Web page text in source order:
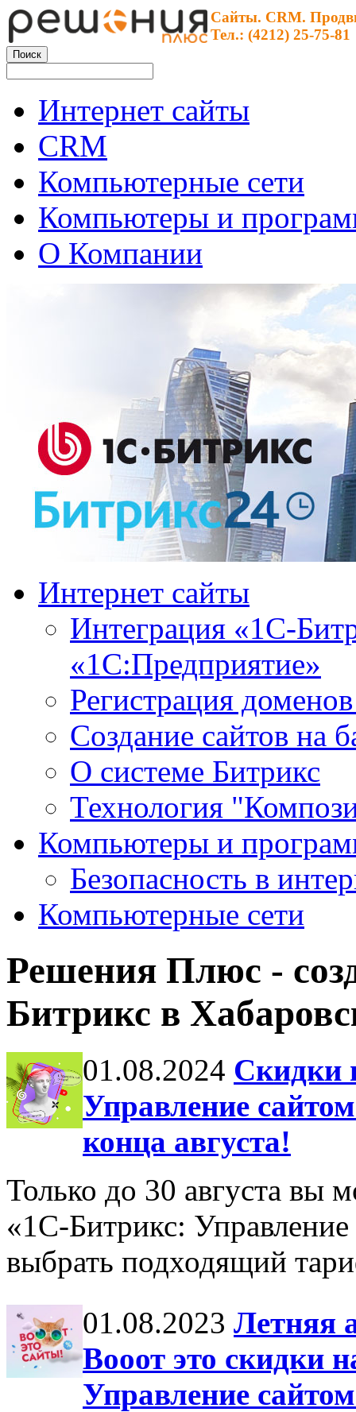
Сайты. CRM.
Тел.: (4212) 25-75-81
Интернет сайты
CRM
Компьютерные сети
Компьютеры и
О Компании
Интернет сайты
Интеграция «1С-
«1С:Предприятие»
Регистрация
Создание сайтов на
О системе Битрикс
Технология
Компьютеры и
Безопасность в
Компьютерные сети
Решения Плюс -
Битрикс в
01.08.2024 Скидки
Управление
конца августа!
Только до 30 августа вы
«1С-Битрикс:
выбрать подходящий
01.08.2023 Летняя
Вооот это скидки
Управление